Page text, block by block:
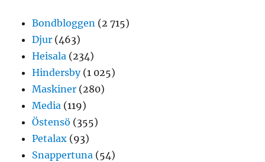
Bondbloggen (2 715)
Djur (463)
Heisala (234)
Hindersby(1 025)
Maskiner (280)
Media (119)
Östensö (355)
Petalax (93)
Snappertuna (54)